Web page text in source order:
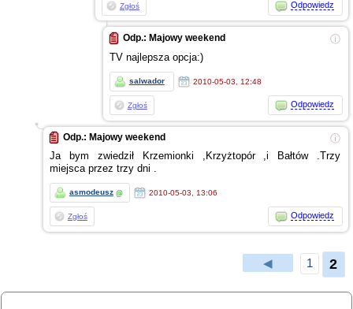
Zgłoś Odpowiedz
ⓘ
Odp.: Majowy weekend
TV najlepsza opcja:)
salwador 2010-05-03, 12:48
Zgłoś Odpowiedz
ⓘ
Odp.: Majowy weekend
Ja bym zwiedził Krzemionki ,Krzyżtopór ,i Bałtów .Trzy
miejsca przez trzy dni .
asmodeusz @ 2010-05-03, 13:06
Zgłoś Odpowiedz
◀ 1 2